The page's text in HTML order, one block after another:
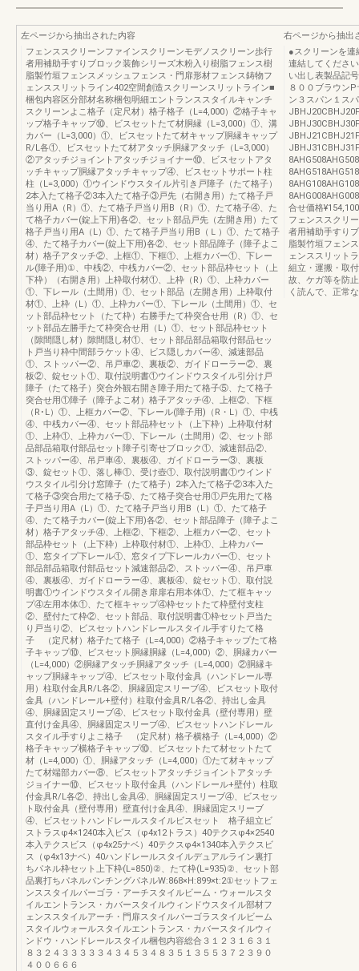
左ページから抽出された内容
フェンススクリーンファインスクリーンモデノスクリーン歩行
者用補助手すりブロック装飾シリーズ木粉入り樹脂フェンス樹
脂製竹垣フェンスメッシュフェンス・門扉形材フェンス鋳物フ
ェンススリットライン402空間創造スクリーンスリットライン■
梱包内容区分部材名称梱包明細エントランススタイルキャンチ
スクリーンよこ格子（定尺材）格子格子（L=4,000）②格子キャ
ップ格子キャップ⑩、ビスセットたて材胴縁（L=3,000）①、溝
カバー（L=3,000）①、ビスセットたて材キャップ胴縁キャップ
R/L各①、ビスセットたて材アタッチ胴縁アタッチ（L=3,000）
②アタッチジョイントアタッチジョイナー⑩、ビスセットアタ
ッチキャップ胴縁アタッチキャップ④、ビスセットサポート柱
柱（L=3,000）①ウインドウスタイル片引き戸障子（たて格子）
2本入たて格子②3本入たて格子③戸先（右開き用）たて格子戸
当り用A（R）①、たて格子戸当り用B（R）①、たて格子④、た
て格子カバー(錠上下用)各②、セット部品戸先（左開き用）たて
格子戸当り用A（L）①、たて格子戸当り用B（Ｌ）①、たて格子
④、たて格子カバー(錠上下用)各②、セット部品障子（障子よこ
材）格子アタッチ②、上框①、下框①、上框カバー①、下レー
ル(障子用)①、中桟②、中桟カバー②、セット部品枠セット（上
下枠）（右開き用）上枠取付材①、上枠（R）①、上枠カバー
①、下レール（土間用）①、セット部品（左開き用）上枠取付
材①、上枠（L）①、上枠カバー①、下レール（土間用）①、セ
ット部品枠セット（たて枠）右勝手たて枠突合せ用（R）①、セ
ット部品左勝手たて枠突合せ用（L）①、セット部品枠セット
（隙間隠し材）隙間隠し材①、セット部品部品箱取付部品セッ
ト戸当り枠中間部ラケット④、ビス隠しカバー④、減速部品
①、ストッパー②、吊戸車②、裏板②、ガイドローラー②、裏
板②、錠セット①、取付説明書①ウインドウスタイル引分け戸
障子（たて格子）突合外観右開き障子用たて格子⑤、たて格子
突合せ用①障子（障子よこ材）格子アタッチ④、上框②、下框
（R･L）①、上框カバー②、下レール(障子用)（R・L）①、中桟
④、中桟カバー④、セット部品枠セット（上下枠）上枠取付材
①、上枠①、上枠カバー①、下レール（土間用）②、セット部
品部品箱取付部品セット障子引寄せブロック①、減速部品②、
ストッパー④、吊戸車④、裏板④、ガイドローラー③、裏板
③、錠セット①、落し棒①、受け壺①、取付説明書①ウインド
ウスタイル引分け窓障子（たて格子）2本入たて格子②3本入た
て格子③突合用たて格子⑤、たて格子突合せ用①戸先用たて格
子戸当り用A（L）①、たて格子戸当り用B（L）①、たて格子
④、たて格子カバー(錠上下用)各②、セット部品障子（障子よこ
材）格子アタッチ④、上框②、下框②、上框カバー②、セット
部品枠セット（上下枠）上枠取付材①、上枠①、上枠カバー
①、窓タイプ下レール①、窓タイプ下レールカバー①、セット
部品部品箱取付部品セット減速部品②、ストッパー④、吊戸車
④、裏板④、ガイドローラー④、裏板④、錠セット①、取付説
明書①ウインドウスタイル開き扉扉右用本体①、たて框キャッ
プ④左用本体①、たて框キャップ④枠セットたて枠壁付支柱
②、壁付たて枠②、セット部品、取付説明書①枠セット戸当た
り戸当り②、ビスセットハンドレールスタイル手すりたて格
子 （定尺材）格子たて格子（L=4,000）②格子キャップたて格
子キャップ⑩、ビスセット胴縁胴縁（L=4,000）②、胴縁カバー
（L=4,000）②胴縁アタッチ胴縁アタッチ（L=4,000）②胴縁キ
ャップ胴縁キャップ④、ビスセット取付金具（ハンドレール専
用）柱取付金具R/L各②、胴縁固定スリーブ④、ビスセット取付
金具（ハンドレール+壁付）柱取付金具R/L各②、持出し金具
④、胴縁固定スリーブ④、ビスセット取付金具（壁付専用）壁
直付け金具④、胴縁固定スリーブ④、ビスセットハンドレール
スタイル手すりよこ格子 （定尺材）格子横格子（L=4,000）②
格子キャップ横格子キャップ⑩、ビスセットたて材セットたて
材（L=4,000）①、胴縁アタッチ（L=4,000）①たて材キャップ
たて材端部カバー⑧、ビスセットアタッチジョイントアタッチ
ジョイナー⑩、ビスセット取付金具（ハンドレール+壁付）柱取
付金具R/L各②、持出し金具④、胴縁固定スリーブ④、ビスセッ
ト取付金具（壁付専用）壁直付け金具④、胴縁固定スリーブ
④、ビスセットハンドレールスタイルビスセット 格子組立ビ
ストラスφ4×1240本入ビス（φ4x12トラス）40テクスφ4×2540
本入テクスビス（φ4x25ナベ）40テクスφ4×1340本入テクスビ
ス（φ4x13ナベ）40ハンドレールスタイルデュアルライン裏打
ちパネル枠セット上下枠(L=850)②、たて枠(L=935)②、セット部
品裏打ちパネルパンチングパネルW:868×H:899×t:2①セットフェ
ンススタイルパーゴラ・アーチスタイルビーム・ウォールスタ
イルエントランス・カバースタイルウィンドウスタイル部材フ
ェンススタイルアーチ・門扉スタイルパーゴラスタイルビーム
スタイルウォールスタイルエントランス・カバースタイルウィ
ンドウ・ハンドレールスタイル梱包内容総合３１２３１６３１
８３２４３３３３３４３４５３４８３５１３５５３７２３９０
４００６６６
右ページから抽出
●スクリーンを連
連結してくださ
い出し表製品記
８００ブラウン
ン３スパン１ス
合せ価格
フェンススクリ
者用補助手すり
脂製竹垣フェン
ェンススリット
組立・運搬・取
故、ケガ等を防
く読んで、正常